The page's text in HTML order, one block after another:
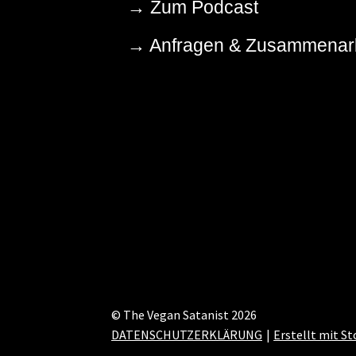
→Zum Podcast
→Anfragen &
© The Vegan Satanist 2026
DATENSCHUTZERKLÄRUNG
Erstellt mit